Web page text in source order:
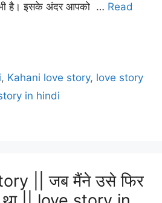
है। इसके अंदर आपको … Read
, Kahani love story, love story
in hindi
|| जब मैंने उसे फिर